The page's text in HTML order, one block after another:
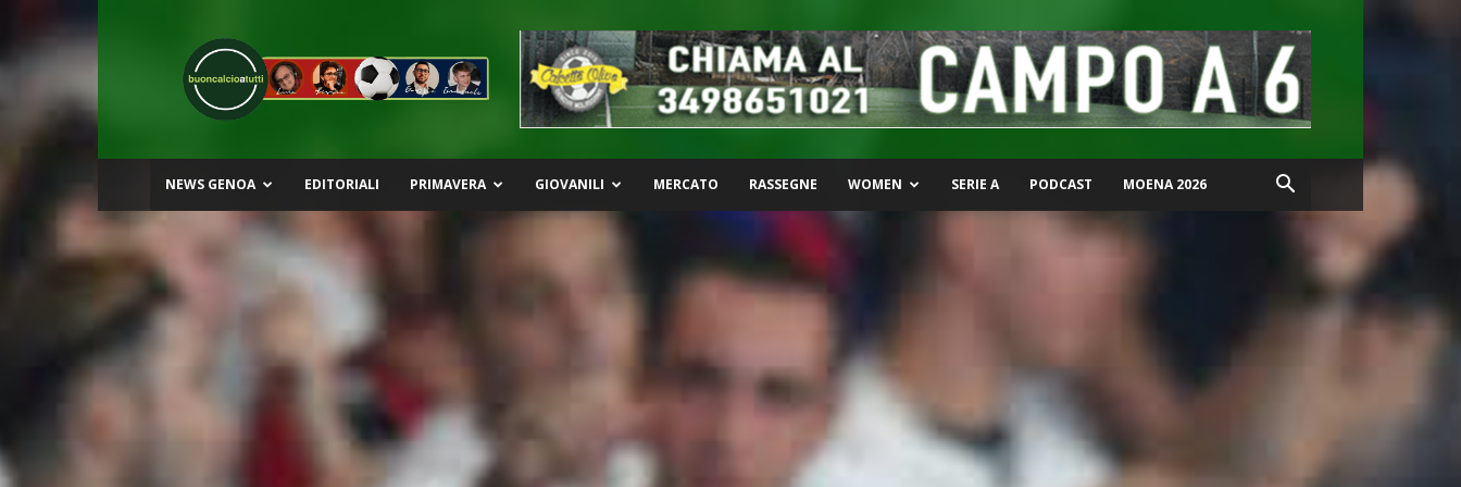
Buon
Calcio
a
Tutti
NEWS GENOA EDITORIALI PRIMAVERA GIOVANILI MERCATO RASSEGNE WOMEN SERIE A PODCAST MOENA 2026